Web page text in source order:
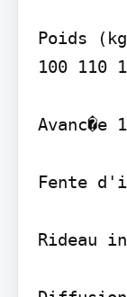
Poids
100 110
Avanc�e
Fente
Rideau